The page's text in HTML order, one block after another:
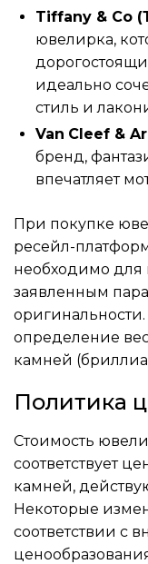
Tiffany & Co
ювелирка,
идеально
стиль и
Van Cleef &
бренд,
впечатляет
При покупке
ресейл-
необходимо для
заявленным
определение
камней
Политика
Стоимость
соответствует
камней,
Некоторые
соответствии с